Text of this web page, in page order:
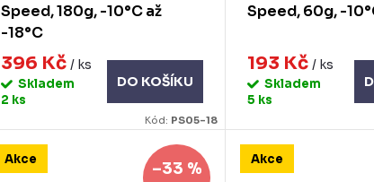
Speed, 180g, -10°C až
-18°C
396 Kč / ks
Skladem
2 ks
DO KOŠÍKU
Kód: PS05-18
Speed, 60g, -
193 Kč/ ks
Skladem
5 ks
Akce –33 % Akce